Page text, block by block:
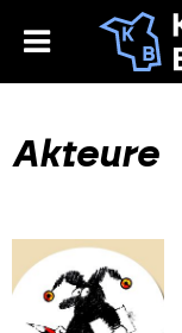
toggle
Akteure